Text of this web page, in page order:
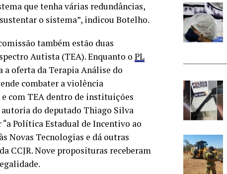
que tenha várias redundâncias,
o sistema”, indicou Botelho.
também estão duas
Autista (TEA). Enquanto o PL
oferta da Terapia Análise do
combater a violência
com TEA dentro de instituições
do deputado Thiago Silva
Política Estadual de Incentivo ao
Novas Tecnologias e dá outras
CCJR. Nove proposituras receberam